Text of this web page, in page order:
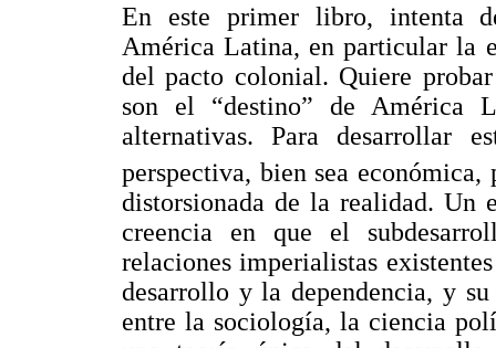
En este primer libro, intenta
América Latina, en particular la
del pacto colonial. Quiere
son el “destino” de América
alternativas. Para desarrollar
perspectiva, bien sea
distorsionada de la realidad. Un
creencia en que el
relaciones imperialistas
desarrollo y la dependencia, y
entre la sociología, la ciencia